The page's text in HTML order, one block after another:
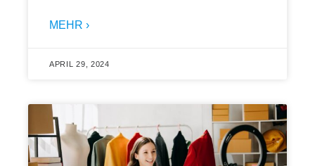
MEHR ›
APRIL 29, 2024